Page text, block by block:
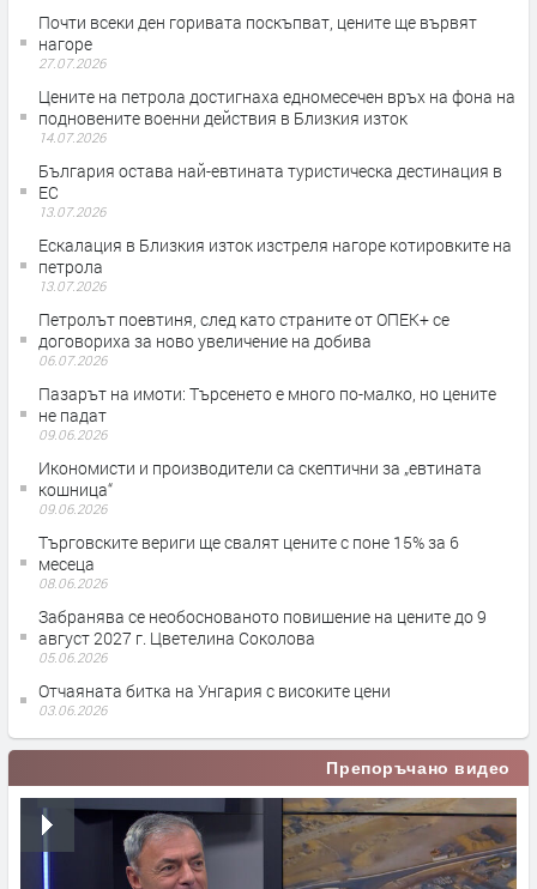
Почти всеки ден горивата поскъпват, цените ще вървят
нагоре
27.07.2026
Цените на петрола достигнаха едномесечен връх на фона на
подновените военни действия в Близкия изток
14.07.2026
България остава най-евтината туристическа дестинация в
ЕС
13.07.2026
Ескалация в Близкия изток изстреля нагоре котировките на
петрола
13.07.2026
Петролът поевтиня, след като страните от ОПЕК+ се
договориха за ново увеличение на добива
06.07.2026
Пазарът на имоти: Търсенето е много по-малко, но цените
не падат
09.06.2026
Икономисти и производители са скептични за „евтината
кошница“
09.06.2026
Търговските вериги ще свалят цените с поне 15% за 6
месеца
08.06.2026
Забранява се необоснованото повишение на цените до 9
август 2027 г. Цветелина Соколова
05.06.2026
Отчаяната битка на Унгария с високите цени
03.06.2026
Препоръчано видео